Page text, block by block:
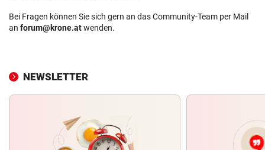
Bei Fragen können Sie sich gern an das Community-Team per Mail
an forum@krone.atwenden.
NEWSLETTER